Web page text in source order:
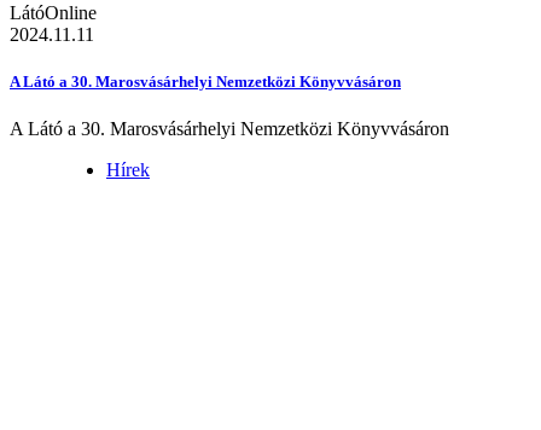
LátóOnline
2024.11.11
A Látó a 30. Marosvásárhelyi Nemzetközi Könyvvásáron
A Látó a 30. Marosvásárhelyi Nemzetközi Könyvvásáron
Hírek